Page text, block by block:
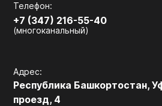
Телефон:
+7 (347) 216-55-40
(многоканальный)
Адрес:
Республика Башкортостан,
проезд, 4